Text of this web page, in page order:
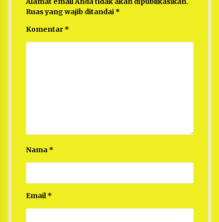
Ruas yang wajib ditandai *
Komentar *
Nama *
Email*